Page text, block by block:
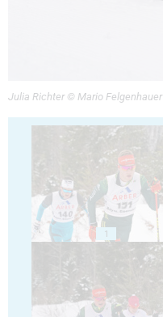
Julia Richter © Mario Felgenhauer
1